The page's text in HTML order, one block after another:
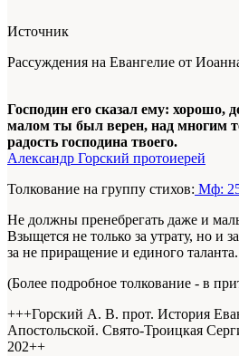
Источник
Рассуждения на Евангелие от
Господин его сказал ему: хорошо,
малом ты был верен, над многим
радость господина твоего.
Александр Горский протоиерей
Толкование на группу стихов: Мф:
Не должны пренебрегать даже и
Взыщется не только за утрату, но и
за не приращение и единого таланта.
(Более подробное толкование - в
+++Горский А. В. прот. История
Апостольской. Свято-Троицкая
202++